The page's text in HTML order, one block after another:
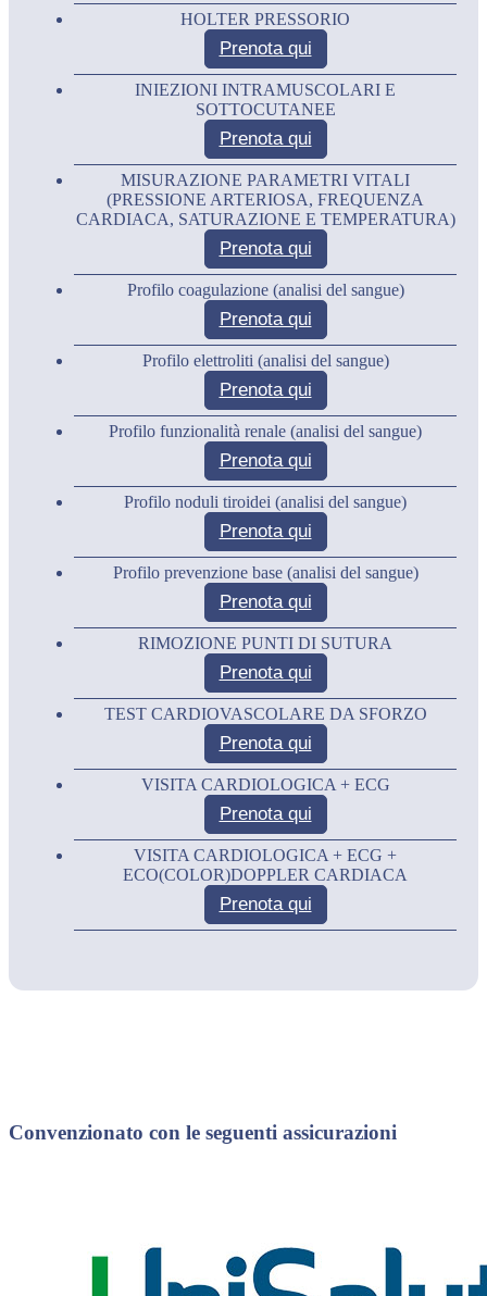
HOLTER PRESSORIO
Prenota qui
INIEZIONI INTRAMUSCOLARI E
SOTTOCUTANEE
Prenota qui
MISURAZIONE PARAMETRI VITALI
(PRESSIONE ARTERIOSA, FREQUENZA
CARDIACA, SATURAZIONE E TEMPERATURA)
Prenota qui
Profilo coagulazione (analisi del sangue)
Prenota qui
Profilo elettroliti (analisi del sangue)
Prenota qui
Profilo funzionalità renale (analisi del sangue)
Prenota qui
Profilo noduli tiroidei (analisi del sangue)
Prenota qui
Profilo prevenzione base (analisi del sangue)
Prenota qui
RIMOZIONE PUNTI DI SUTURA
Prenota qui
TEST CARDIOVASCOLARE DA SFORZO
Prenota qui
VISITA CARDIOLOGICA + ECG
Prenota qui
VISITA CARDIOLOGICA + ECG +
ECO(COLOR)DOPPLER CARDIACA
Prenota qui
Convenzionato con le seguenti assicurazioni